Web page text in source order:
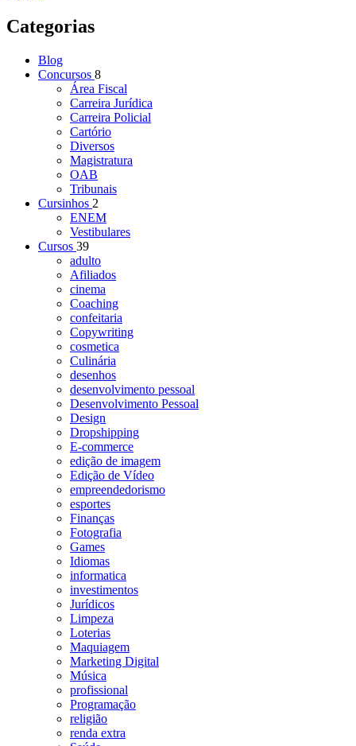
Categorias
Blog
Concursos 8
Área Fiscal
Carreira Jurídica
Carreira Policial
Cartório
Diversos
Magistratura
OAB
Tribunais
Cursinhos 2
ENEM
Vestibulares
Cursos 39
adulto
Afiliados
cinema
Coaching
confeitaria
Copywriting
cosmetica
Culinária
desenhos
desenvolvimento pessoal
Desenvolvimento Pessoal
Design
Dropshipping
E-commerce
edição de imagem
Edição de Vídeo
empreendedorismo
esportes
Finanças
Fotografia
Games
Idiomas
informatica
investimentos
Jurídicos
Limpeza
Loterias
Maquiagem
Marketing Digital
Música
profissional
Programação
religião
renda extra